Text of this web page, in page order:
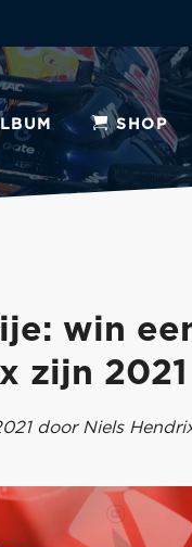
SHOP
win
zijn
door Niels